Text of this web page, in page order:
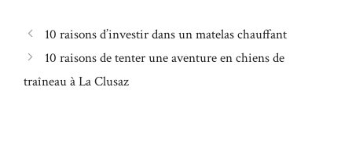
10 raisons d’investir dans un matelas chauffant
10 raisons de tenter une aventure en chiens de
traîneau à La Clusaz